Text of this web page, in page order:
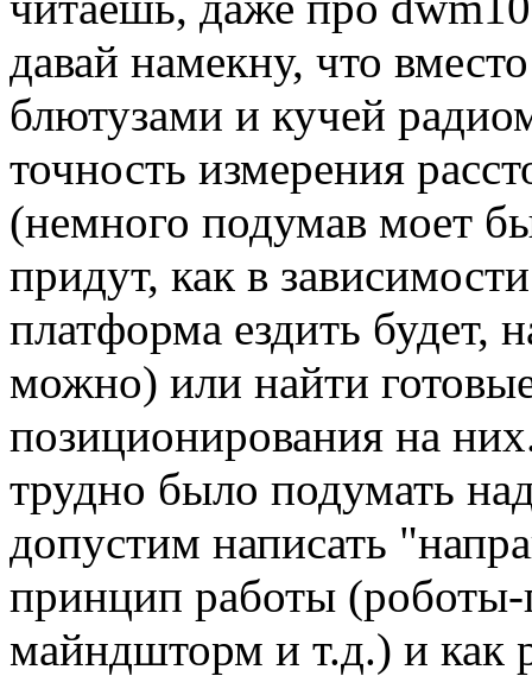
давай намекну, что
блютузами и кучей
точность измерения
(немного подумав моет
придут, как в
платформа ездить будет,
можно) или найти
позиционирования на
трудно было подумать
допустим написать
принцип работы
майндшторм и т.д.) и как